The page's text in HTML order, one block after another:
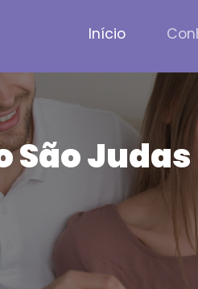
Início
Judas